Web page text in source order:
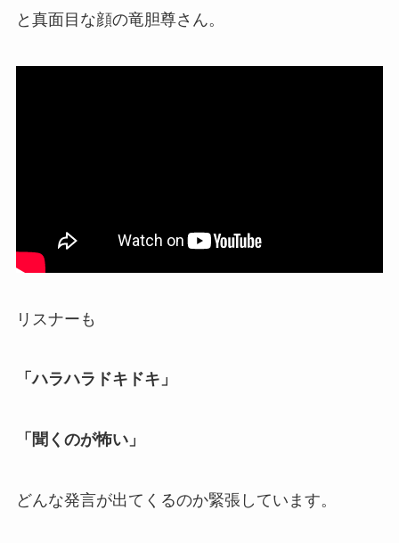
と 真面目な顔の竜胆尊さん。
リスナーも
「ハラハラドキドキ」
「聞くのが怖い」
どんな発言が出てくるのか緊張しています。